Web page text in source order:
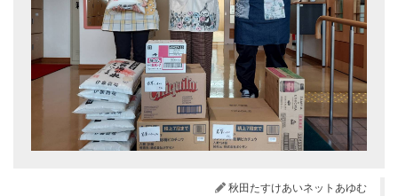
秋田たすけあいネットあゆむ